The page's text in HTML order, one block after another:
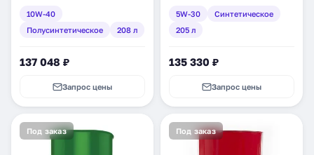
208 л (160-79183-05)
10W-40
Полусинтетическое
208 л
137 048 ₽
Запрос цены
5W-30
Синтетическое
205 л
135 330 ₽
Запрос цены
Под заказ Под заказ